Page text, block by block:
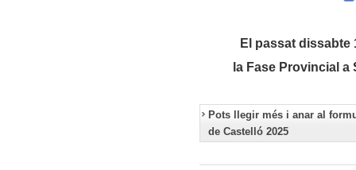
El passat dissabte
la Fase Provincial a
Pots llegir més i anar al
de Castelló 2025